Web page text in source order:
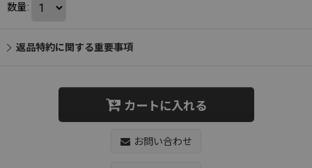
数量:
返品特約に関する重要事項
カートに入れる
お問い合わせ